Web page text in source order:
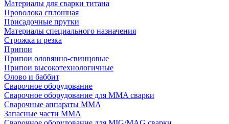
Материалы для сварки титана
Проволока сплошная
Присадочные прутки
Материалы специального назначения
Строжка и резка
Припои
Припои оловянно-свинцовые
Припои высокотехнологичные
Олово и баббит
Сварочное оборудование
Сварочное оборудование для MMA сварки
Сварочные аппараты MMA
Запасные части MMA